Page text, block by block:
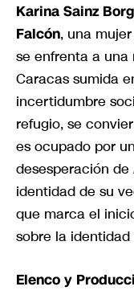
Karina Sainz
Falcón, una
se enfrenta a
Caracas sumida
incertidumbre
refugio, se
es ocupado por
desesperación
identidad de su
que marca el
sobre la
Elenco y